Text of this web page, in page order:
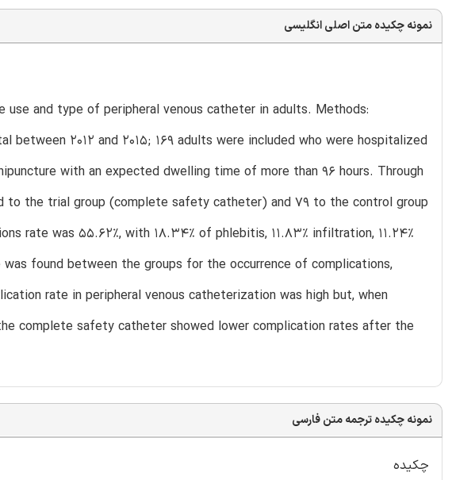
نمونه چکیده متن اصلی انگلیسی
and type of peripheral venous catheter in adults. Methods:
between 2012 and 2015; 169 adults were included who were hospitalized
with an expected dwelling time of more than 96 hours. Through
to the trial group (complete safety catheter) and 79 to the control group
rate was 55.62%, with 18.34% of phlebitis, 11.83% infiltration, 11.24%
found between the groups for the occurrence of complications,
rate in peripheral venous catheterization was high but, when
complete safety catheter showed lower complication rates after the
نمونه چکیده ترجمه متن فارسی
چکیده